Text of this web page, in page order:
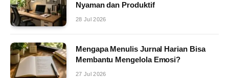
Nyaman dan Produktif
28 Jul 2026
Mengapa Menulis Jurnal Harian Bisa
Membantu Mengelola Emosi?
27 Jul 2026